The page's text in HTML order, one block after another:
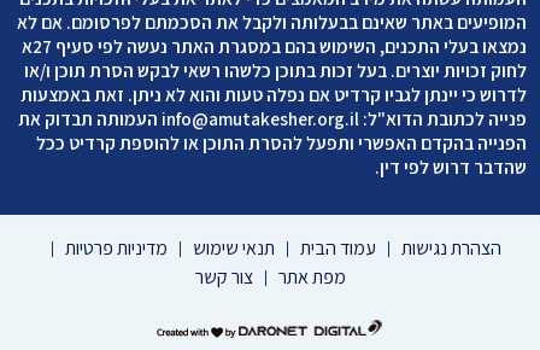
המופיעים באתר שאינם בבעלותה ולקבל את הסכמתם לפרסומם. אם לא
נמצאו בעלי התכנים, השימוש בהם במסגרת האתר נעשה לפי סעיף 27א
לחוק זכויות יוצרים. בעל זכות בתוכן כלשהו רשאי לבקש הסרת תוכן ו/או
לדרוש כי יינתן לגביו קרדיט אם נפלה טעות והוא לא ניתן. זאת באמצעות
פנייה לכתובת הדוא"ל: info@amutakesher.org.il העמותה תבדוק את
הפנייה בהקדם האפשרי ותפעל להסרת התוכן או להוספת קרדיט ככל
שהדבר דרוש לפי דין.
הצהרת נגישות עמוד הבית תנאי שימוש
מדיניות פרטיות
מפת אתר
צור קשר
דרונט